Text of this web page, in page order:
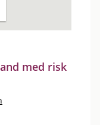
med risk